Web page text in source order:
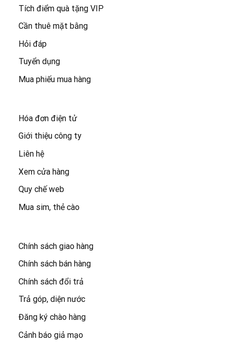
Tích điểm quà tặng VIP
Cần thuê mặt bằng
Hỏi đáp
Tuyển dụng
Mua phiếu mua hàng
Hóa đơn điện tử
Giới thiệu công ty
Liên hệ
Xem cửa hàng
Quy chế web
Mua sim, thẻ cào
Chính sách giao hàng
Chính sách bán hàng
Chính sách đổi trả
Trả góp, diện nước
Đăng ký chào hàng
Cảnh báo giả mạo